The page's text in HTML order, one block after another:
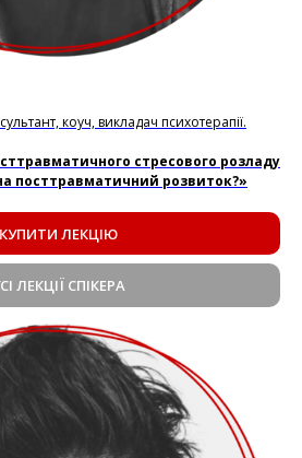
коуч, викладач психотерапії.
стресового розладу
посттравматичний розвиток?»
КУПИТИ ЛЕКЦІЮ
ЛЕКЦІЇ СПІКЕРА